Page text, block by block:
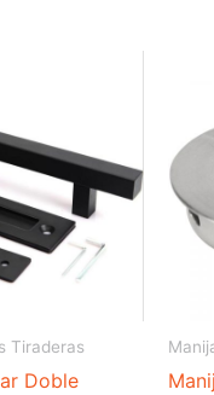
Tiraderas
Doble